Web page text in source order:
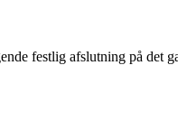
festlig afslutning på det